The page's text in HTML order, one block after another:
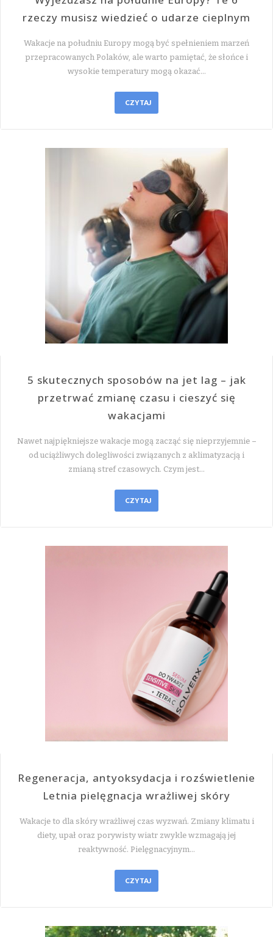
rzeczy musisz wiedzieć o udarze cieplnym
Wakacje na południu Europy mogą być spełnieniem marzeń
przepracowanych Polaków, ale warto pamiętać, że słońce i
wysokie temperatury mogą okazać…
CZYTAJ
5 skutecznych sposobów na jet lag – jak
przetrwać zmianę czasu i cieszyć się
wakacjami
Nawet najpiękniejsze wakacje mogą zacząć się nieprzyjemnie –
od uciążliwych dolegliwości związanych z aklimatyzacją i
zmianą stref czasowych. Czym jest…
CZYTAJ
Regeneracja, antyoksydacja i rozświetlenie
Letnia pielęgnacja wrażliwej skóry
Wakacje to dla skóry wrażliwej czas wyzwań. Zmiany klimatu i
diety, upał oraz porywisty wiatr zwykle wzmagają jej
reaktywność. Pielęgnacyjnym…
CZYTAJ